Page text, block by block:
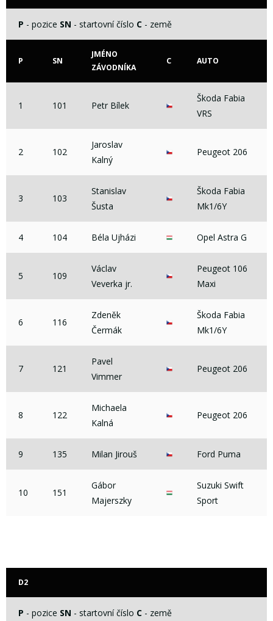
P - pozice SN - startovní číslo C - země
P SN
JMÉNO
ZÁVODNÍKA
C AUTO
1 101 Petr Bílek
Škoda Fabia
VRS
2 102
Jaroslav
Kalný
Peugeot 206
3 103
Stanislav
Šusta
Škoda Fabia
Mk1/6Y
4 104 Béla Ujházi Opel Astra G
5 109
Václav
Veverka jr.
Peugeot 106
Maxi
6 116
Zdeněk
Čermák
Škoda Fabia
Mk1/6Y
7 121
Pavel
Vimmer
Peugeot 206
8 122
Michaela
Kalná
Peugeot 206
9 135 Milan Jirouš Ford Puma
10 151
Gábor
Majerszky
Suzuki Swift
Sport
D2
P - pozice SN - startovní číslo C - země